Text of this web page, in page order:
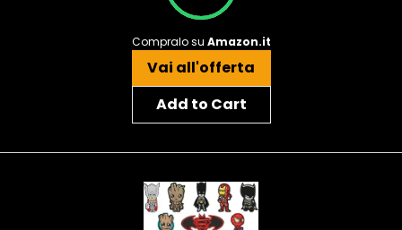
Compralo su Amazon.it
Vai all'offerta
Add to Cart